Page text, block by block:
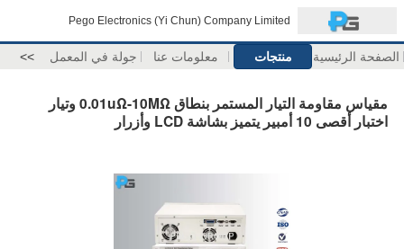
Pego Electronics (Yi Chun) Company Limited
الصفحة الرئيسية منتجات معلومات عنا جولة في المعمل >>
مقياس مقاومة التيار المستمر بنطاق 0.01uΩ-10MΩ وتيار
اختبار أقصى 10 أمبير يتميز بشاشة LCD وأزرار